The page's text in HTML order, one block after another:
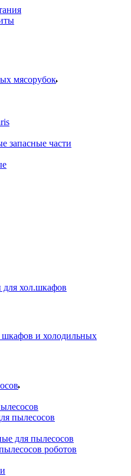
мясорубок
запасные части
хол.шкафов
шкафов и холодильных
пылесосов
для пылесосов
роботов